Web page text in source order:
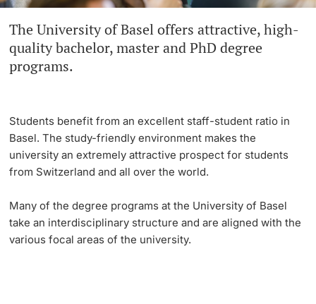
PhD Candidates
Further information
Dates
Informations, Events & Get a Taste
Academic Advice
Five reasons for studying in Basel
In My Studies
Course Directory
Continuing Education
University
The University of Basel offers attractive, high-
quality bachelor, master and PhD degree
programs.
Students benefit from an excellent staff-student ratio in
Basel. The study-friendly environment makes the
university an extremely attractive prospect for students
from Switzerland and all over the world.
Many of the degree programs at the University of Basel
take an interdisciplinary structure and are aligned with the
various focal areas of the university.